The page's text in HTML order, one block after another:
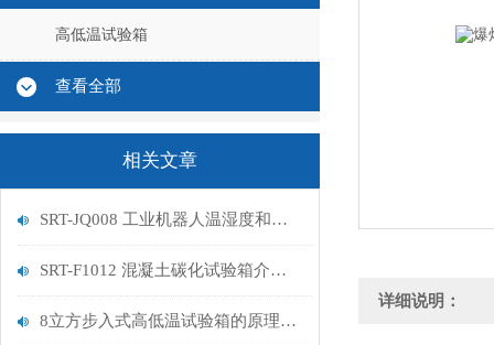
高低温试验箱
查看全部
相关文章
SRT-JQ008 工业机器人温湿度和气压试验箱的应用介绍 符合检测标准
SRT-F1012 混凝土碳化试验箱介绍 操作简单便捷
8立方步入式高低温试验箱的原理是什么 提供技术指导 山东赛锐特
详细说明：